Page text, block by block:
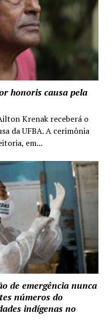
honoris causa pela
Krenak receberá o
da UFBA. A cerimônia
em...
de emergência nunca
números do
indígenas no